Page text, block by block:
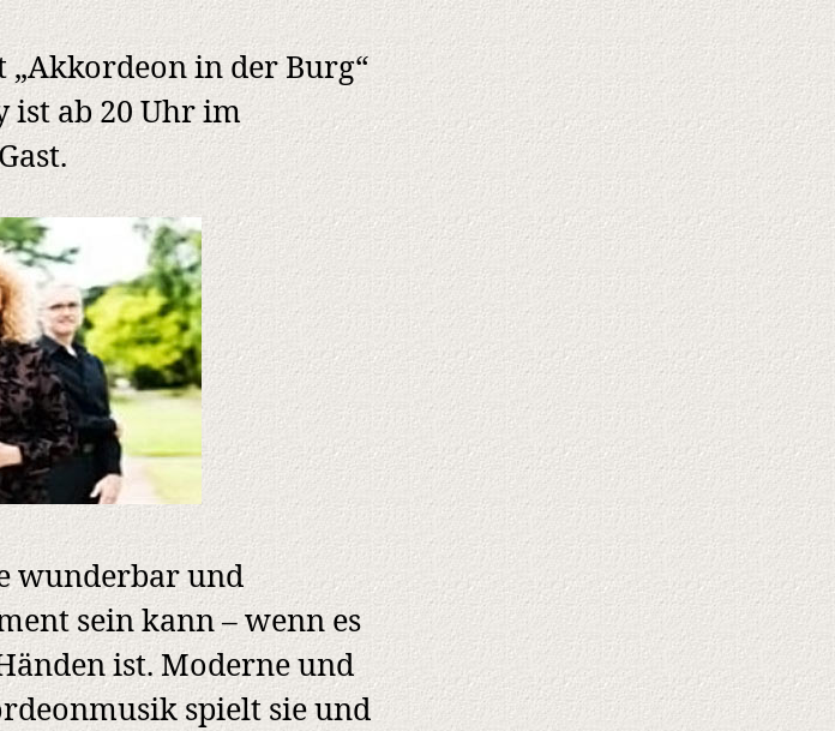
„Akkordeon in der Burg“
ist ab 20 Uhr im
wunderbar und
sein kann – wenn es
ist. Moderne und
spielt sie und